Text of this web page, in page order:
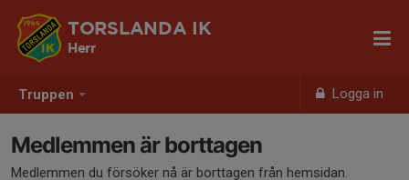
Truppen Logga in
TORSLANDA IK
Herr
Medlemmen är borttagen
Medlemmen du försöker nå är borttagen från hemsidan.